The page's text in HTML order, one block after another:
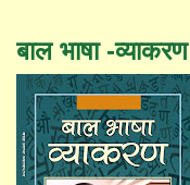
बाल भाषा -व्याकरण